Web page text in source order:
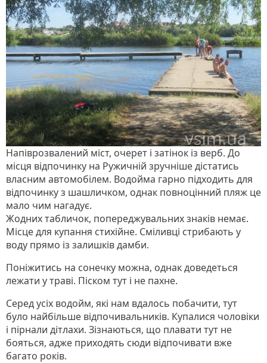
Напіврозвалений міст, очерет і затінок із верб. До
місця відпочинку на Ружичній зручніше дістатись
власним автомобілем. Водойма гарно підходить для
відпочинку з шашличком, однак повноцінний пляж це
мало чим нагадує.
Жодних табличок, попереджувальних знаків немає.
Місце для купання стихійне. Сміливці стрибають у
воду прямо із залишків дамби.
Поніжитись на сонечку можна, однак доведеться
лежати у траві. Піском тут і не пахне.
Серед усіх водойм, які нам вдалось побачити, тут
було найбільше відпочивальників. Купалися чоловіки
і пірнали дітлахи. Зізнаються, що плавати тут не
бояться, адже приходять сюди відпочивати вже
багато років.